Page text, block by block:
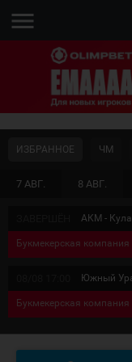
menu
7 АВГ. 8 АВГ.
ИЗБРАННОЕ ЧМ
АКМ -
Букмекерская компания
Южный
Букмекерская компания